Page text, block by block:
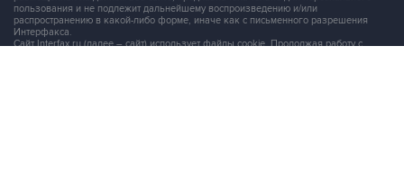
пользования и не подлежит дальнейшему воспроизведению и/или
распространению в какой-либо форме, иначе как с письменного разрешения
Интерфакса.
Сайт Interfax.ru (далее – сайт) использует файлы cookie. Продолжая работу с